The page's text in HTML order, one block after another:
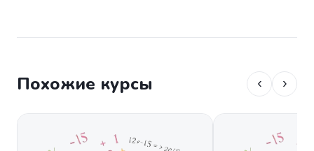
Похожие курсы ‹ ›